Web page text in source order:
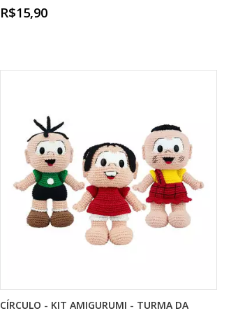
R$15,90
CÍRCULO - KIT AMIGURUMI - TURMA DA